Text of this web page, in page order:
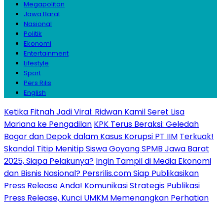
Megapolitan
Jawa Barat
Nasional
Politik
Ekonomi
Entertainment
Lifestyle
Sport
Pers Rilis
English
Ketika Fitnah Jadi Viral: Ridwan Kamil Seret Lisa
Mariana ke Pengadilan KPK Terus Beraksi: Geledah
Bogor dan Depok dalam Kasus Korupsi PT IIM Terkuak!
Skandal Titip Menitip Siswa Goyang SPMB Jawa Barat
2025, Siapa Pelakunya? Ingin Tampil di Media Ekonomi
dan Bisnis Nasional? Persrilis.com Siap Publikasikan
Press Release Anda! Komunikasi Strategis Publikasi
Press Release, Kunci UMKM Memenangkan Perhatian